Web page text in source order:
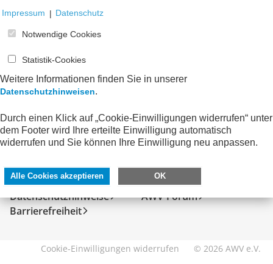
SERVICE
Kontakt
Impressum
Datenschutzhinweise
Barrierefreiheit
DIREKT ZU
FeRD
eXTra
AWV-Forum
Cookie-Einwilligungen widerrufen © 2026 AWV e.V.
Impressum | Datenschutz
Notwendige Cookies
Statistik-Cookies
Weitere Informationen finden Sie in unserer
Datenschutzhinweisen.
Durch einen Klick auf „Cookie-Einwilligungen widerrufen“ unter
dem Footer wird Ihre erteilte Einwilligung automatisch
widerrufen und Sie können Ihre Einwilligung neu anpassen.
Alle Cookies akzeptieren OK